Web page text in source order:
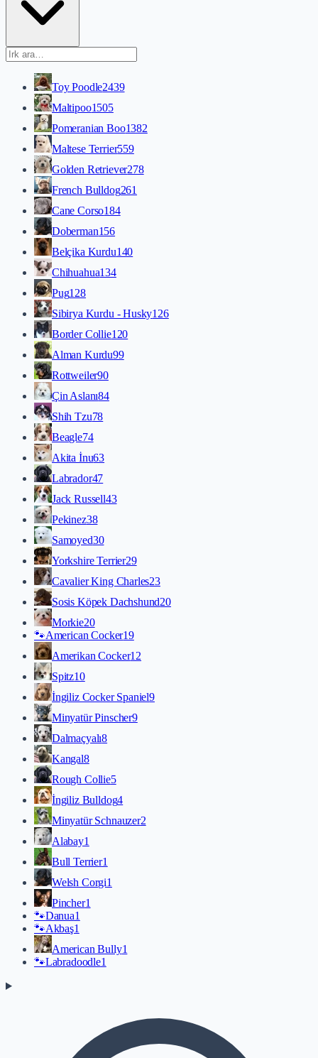
Toy Poodle2439
Maltipoo1505
Pomeranian Boo1382
Maltese Terrier559
Golden Retriever278
French Bulldog261
Cane Corso184
Doberman156
Belçika Kurdu140
Chihuahua134
Pug128
Sibirya Kurdu - Husky126
Border Collie120
Alman Kurdu99
Rottweiler90
Çin Aslanı84
Shih Tzu78
Beagle74
Akita İnu63
Labrador47
Jack Russell43
Pekinez38
Samoyed30
Yorkshire Terrier29
Cavalier King Charles23
Sosis Köpek Dachshund20
Morkie20
🐾American Cocker19
Amerikan Cocker12
Spitz10
İngiliz Cocker Spaniel9
Minyatür Pinscher9
Dalmaçyalı8
Kangal8
Rough Collie5
İngiliz Bulldog4
Minyatür Schnauzer2
Alabay1
Bull Terrier1
Welsh Corgi1
Pincher1
🐾Danua1
🐾Akbaş1
American Bully1
🐾Labradoodle1